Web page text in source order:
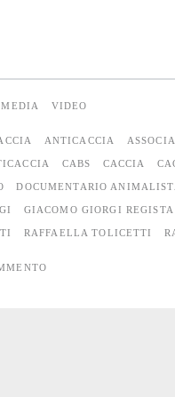
MEDIA VIDEO
ANTICACCIA
CABS CACCIA
DOCUMENTARIO
GIACOMO GIORGI REGISTA
RAFFAELLA TOLICETTI